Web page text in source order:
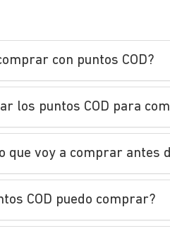
con puntos COD?
los puntos COD para
que voy a comprar antes
COD puedo comprar?